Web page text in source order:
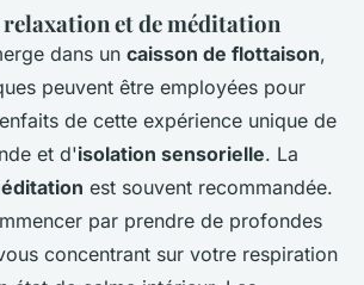
relaxation et de méditation
dans un caisson de flottaison,
peuvent être employées pour
de cette expérience unique de
et d'isolation sensorielle. La
est souvent recommandée.
par prendre de profondes
concentrant sur votre respiration